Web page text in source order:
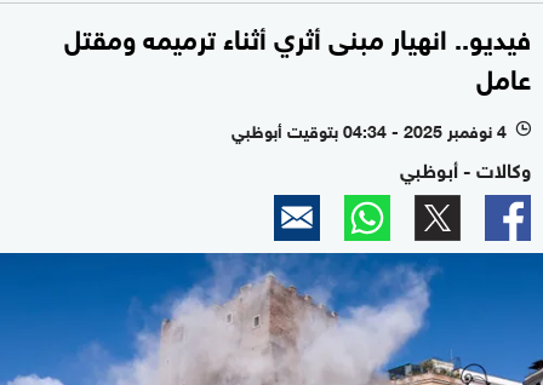
فيديو.. انهيار مبنى أثري أثناء ترميمه ومقتل
عامل
l 4 نوفمبر 2025 - 04:34 بتوقيت أبوظبي
وكالات - أبوظبي